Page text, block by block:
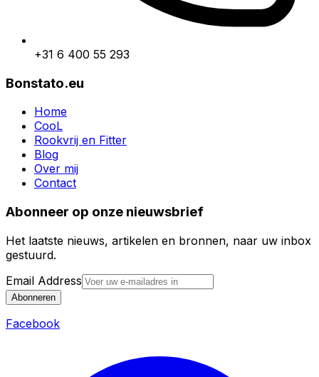
+31 6 400 55 293
Bonstato.eu
Home
CooL
Rookvrij en Fitter
Blog
Over mij
Contact
Abonneer op onze nieuwsbrief
Het laatste nieuws, artikelen en bronnen, naar uw inbox
gestuurd.
Email Address
Abonneren
Facebook